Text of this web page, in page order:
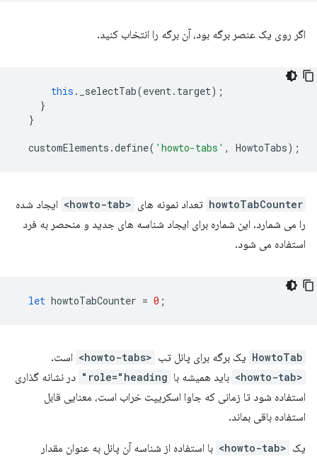
اگر روی یک عنصر برگه بود، آن برگه را انتخاب کنید.
this . _selectTab(event. target);
}
}
customElements .define( 'howto-tabs' , HowtoTabs);
howtoTabCounter تعداد نمونه های <howto-tab>
ایجاد شده
را می شمارد. این شماره برای ایجاد شناسه های جدید و منحصر به فرد
استفاده می شود.
let howtoTabCounter = 0 ;
HowtoTab یک برگه برای پانل تب <howto-tabs> است.
<howto-tab> باید همیشه با role="heading"
در نشانه گذاری
استفاده شود تا زمانی که جاوا اسکریپت خراب است، معنایی قابل
استفاده باقی بماند.
یک <howto-tab>
با استفاده از شناسه آن پانل به عنوان مقدار